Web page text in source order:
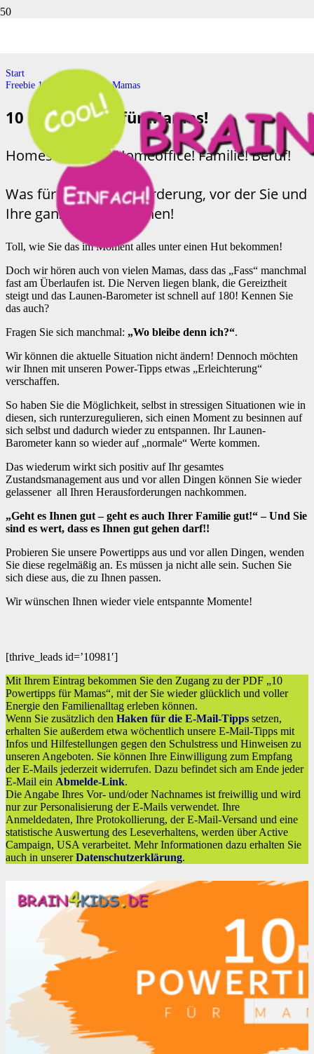
Start
Freebie 10 Powertipps für Mamas
10 Powertipps für Mamas!
Homeschooling! Homeoffice! Familie! Beruf!
Was für eine Herausforderung, vor der Sie und
Ihre ganze Familie stehen!
Toll, wie Sie das im Moment alles unter einen Hut bekommen!
Doch wir hören auch von vielen Mamas, dass das „Fass“ manchmal
fast am Überlaufen ist. Die Nerven liegen blank, die Gereiztheit
steigt und das Launen-Barometer ist schnell auf 180! Kennen Sie
das auch?
Fragen Sie sich manchmal: „Wo bleibe denn ich?“.
Wir können die aktuelle Situation nicht ändern! Dennoch möchten
wir Ihnen mit unseren Power-Tipps etwas „Erleichterung“
verschaffen.
So haben Sie die Möglichkeit, selbst in stressigen Situationen wie in
diesen, sich runterzuregulieren, sich einen Moment zu besinnen auf
sich selbst und dadurch wieder zu entspannen. Ihr Launen-
Barometer kann so wieder auf „normale“ Werte kommen.
Das wiederum wirkt sich positiv auf Ihr gesamtes
Zustandsmanagement aus und vor allen Dingen können Sie wieder
gelassener all Ihren Herausforderungen nachkommen.
„Geht es Ihnen gut – geht es auch Ihrer Familie gut!“ – Und Sie
sind es wert, dass es Ihnen gut gehen darf!!
Probieren Sie unsere Powertipps aus und vor allen Dingen, wenden
Sie diese regelmäßig an. Es müssen ja nicht alle sein. Suchen Sie
sich diese aus, die zu Ihnen passen.
Wir wünschen Ihnen wieder viele entspannte Momente!
[thrive_leads id=’10981′]
Mit Ihrem Eintrag bekommen Sie den Zugang zu der PDF „10
Powertipps für Mamas“, mit der Sie wieder glücklich und voller
Energie den Familienalltag erleben können.
Wenn Sie zusätzlich den Haken für die E-Mail-Tipps setzen,
erhalten Sie außerdem etwa wöchentlich unsere E-Mail-Tipps mit
Infos und Hilfestellungen gegen den Schulstress und Hinweisen zu
unseren Angeboten. Sie können Ihre Einwilligung zum Empfang
der E-Mails jederzeit widerrufen. Dazu befindet sich am Ende jeder
E-Mail ein Abmelde-Link.
Die Angabe Ihres Vor- und/oder Nachnames ist freiwillig und wird
nur zur Personalisierung der E-Mails verwendet. Ihre
Anmeldedaten, Ihre Protokollierung, der E-Mail-Versand und eine
statistische Auswertung des Leseverhaltens, werden über Active
Campaign, USA verarbeitet. Mehr Informationen dazu erhalten Sie
auch in unsererDatenschutzerklärung.